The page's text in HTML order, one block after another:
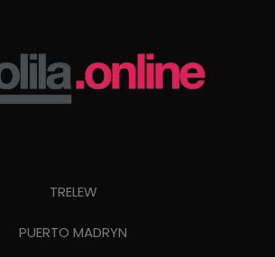
TRELEW
PUERTO MADRYN